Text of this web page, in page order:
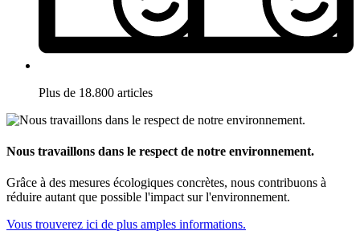
Plus de 18.800 articles
Nous travaillons dans le respect de notre environnement.
Grâce à des mesures écologiques concrètes, nous contribuons à
réduire autant que possible l'impact sur l'environnement.
Vous trouverez ici de plus amples informations.